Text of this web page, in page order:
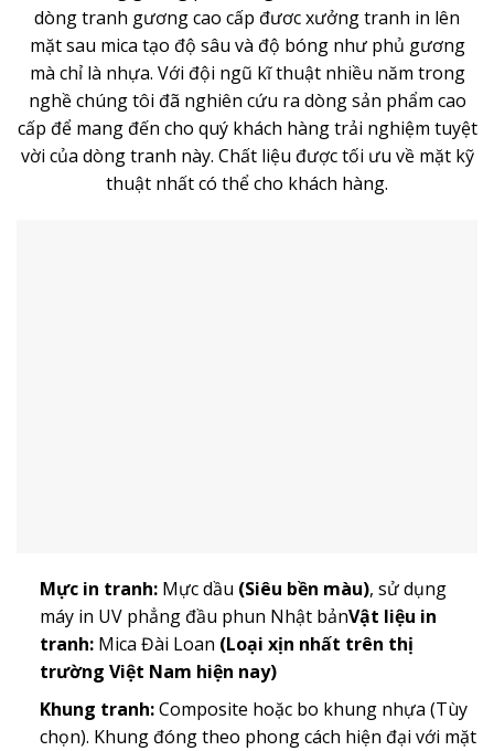
dòngtranh gươngcao cấp đươc xưởng tranh in lên
mặt sau mica tạo độ sâu và độ bóng như phủ gương
mà chỉ là nhựa. Với đội ngũ kĩ thuật nhiều năm trong
nghề chúng tôi đã nghiên cứu ra dòng sản phẩm cao
cấp để mang đến cho quý khách hàng trải nghiệm tuyệt
vời của dòng tranh này. Chất liệu được tối ưu về mặt kỹ
thuật nhất có thể cho khách hàng.
Mực in tranh:Mực dầu (Siêu bền màu), sử dụng
máy in UV phẳng đầu phun Nhật bảnVật liệu in
tranh:Mica Đài Loan (Loại xịn nhất trên thị
trường Việt Nam hiện nay)
Khung tranh:Composite hoặc bo khung nhựa (Tùy
chọn). Khung đóng theo phong cách hiện đại với mặt